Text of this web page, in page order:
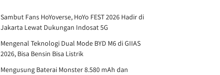
Sambut Fans HoYoverse, HoYo FEST 2026 Hadir di
Jakarta Lewat Dukungan Indosat 5G
Mengenal Teknologi Dual Mode BYD M6 di GIIAS
2026, Bisa Bensin Bisa Listrik
Mengusung Baterai Monster 8.580 mAh dan